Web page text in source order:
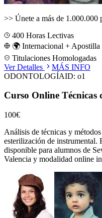
>> Únete a más de 1.000.000
400 Horas Lectivas
🌍 Internacional + Apostilla
Titulaciones Homologadas
Ver Detalles
MÁS INFO
ODONTOLOGÍAID: o1
Curso Online Técnicas
100€
Análisis de técnicas y
esterilización de instrumental.
disponible para alumnos de
Valencia y modalidad online